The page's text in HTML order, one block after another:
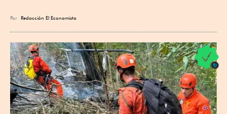
Por Redacción El Economista